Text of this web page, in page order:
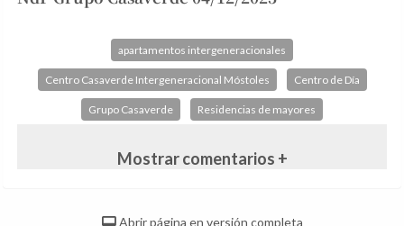
apartamentos intergeneracionales
Centro Casaverde Intergeneracional Móstoles Centro de Día
Grupo Casaverde Residencias de mayores
Mostrar comentarios +
Abrir página en versión completa